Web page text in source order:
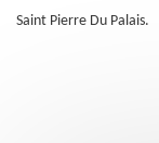
Saint Pierre Du Palais.